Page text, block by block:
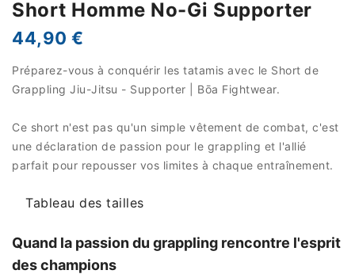
Short Homme No-Gi Supporter
44,90 €
Préparez-vous à conquérir les tatamis avec le Short de
Grappling Jiu-Jitsu - Supporter | Bōa Fightwear.
Ce short n'est pas qu'un simple vêtement de combat, c'est
une déclaration de passion pour le grappling et l'allié
parfait pour repousser vos limites à chaque entraînement.
Tableau des tailles
Quand la passion du grappling rencontre l'esprit
des champions